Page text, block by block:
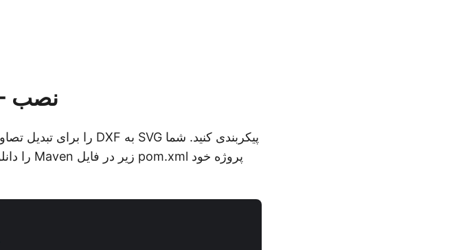
مبدل Java DXF به SVG - نصب